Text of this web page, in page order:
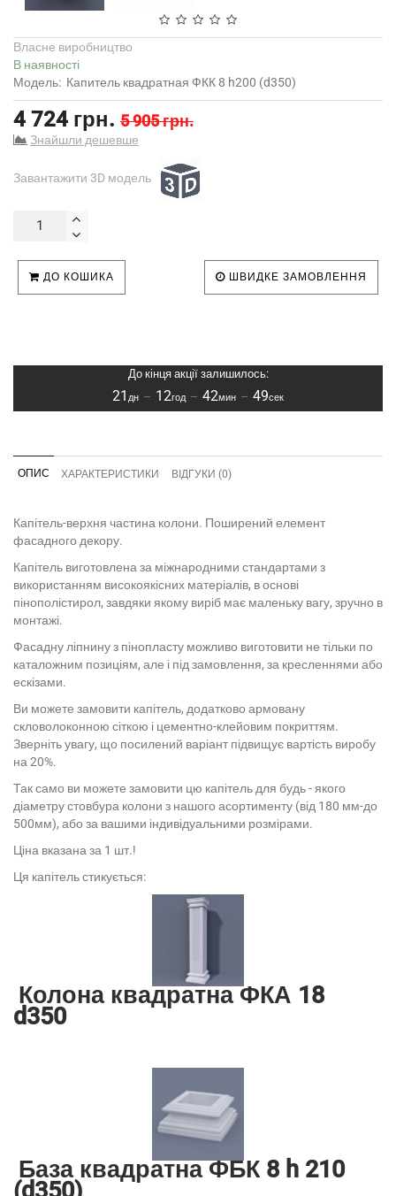
Власне виробництво
В наявності
Модель: Капитель квадратная ФКК 8 h200 (d350)
4 724 грн. 5 905 грн.
Знайшли дешевше
Завантажити 3D модель
ДО КОШИКА ШВИДКЕ ЗАМОВЛЕННЯ
До кінця акції залишилось:
21 дн – 12год – 42мин – 48сек
ОПИС ХАРАКТЕРИСТИКИ ВІДГУКИ (0)
Капітель-верхня частина колони. Поширений елемент
фасадного декору.
Капітель виготовлена за міжнародними стандартами з
використанням високоякісних матеріалів, в основі
пінополістирол, завдяки якому виріб має маленьку вагу, зручно в
монтажі.
Фасадну ліпнину з пінопласту можливо виготовити не тільки по
каталожним позиціям, але і під замовлення, за кресленнями або
ескізами.
Ви можете замовити капітель, додатково армовану
скловолоконною сіткою і цементно-клейовим покриттям.
Зверніть увагу, що посилений варіант підвищує вартість виробу
на 20%.
Так само ви можете замовити цю капітель для будь - якого
діаметру стовбура колони з нашого асортименту (від 180 мм-до
500мм), або за вашими індивідуальними розмірами.
Ціна вказана за 1 шт.!
Ця капітель стикується:
Колона квадратна ФКА 18
d350
База квадратна ФБК 8 h 210
(d350)